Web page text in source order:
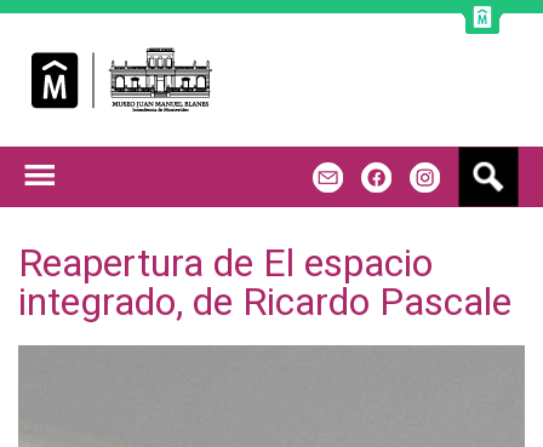
Reapertura de El espacio
integrado, de Ricardo Pascale
s
r